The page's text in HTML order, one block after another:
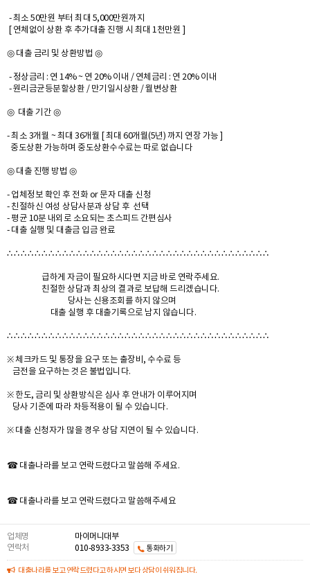
- 최소 50만원 부터 최대 5,000만원까지
[ 연체없이 상환 후 추가대출 진행 시 최대 1천만원 ]
◎ 대출 금리 및 상환방법 ◎
- 정상금리 : 연 14% ~ 연 20% 이내 / 연체금리 : 연 20% 이내
- 원리금균등분할상환 / 만기일시상환 / 월변상환
◎ 대출 기간 ◎
- 최소 3개월 ~ 최대 36개월 [ 최대 60개월(5년) 까지 연장 가능 ]
중도상환 가능하며 중도상환수수료는 따로 없습니다
◎ 대출 진행 방법 ◎
- 업체정보 확인 후 전화 or 문자 대출 신청
- 친절하신 여성 상담사분과 상담 후 선택
- 평균 10분 내외로 소요되는 초스피드 간편심사
- 대출 실행 및 대출금 입금 완료
∴ ∴ ∴ ∴ ∴ ∴ ∴ ∴ ∴ ∴ ∴ ∴ ∴ ∴ ∴ ∴ ∴ ∴ ∴ ∴ ∴ ∴ ∴ ∴ ∴ ∴ ∴ ∴ ∴ ∴ ∴ ∴ ∴ ∴ ∴ ∴ ∴ ∴
급하게 자금이 필요하시다면 지금 바로 연락주세요.
친절한 상담과 최상의 결과로 보답해 드리겠습니다.
당사는 신용조회를 하지 않으며
대출 실행 후 대출기록으로 남지 않습니다.
∴ ∴ ∴ ∴ ∴ ∴ ∴ ∴ ∴ ∴ ∴ ∴ ∴ ∴ ∴ ∴ ∴ ∴ ∴ ∴ ∴ ∴ ∴ ∴ ∴ ∴ ∴ ∴ ∴ ∴ ∴ ∴ ∴ ∴ ∴ ∴ ∴ ∴
※ 체크카드 및 통장을 요구 또는 출장비, 수수료 등
금전을 요구하는 것은 불법입니다.
※ 한도, 금리 및 상환방식은 심사 후 안내가 이루어지며
당사 기준에 따라 차등적용이 될 수 있습니다.
※ 대출 신청자가 많을 경우 상담 지연이 될 수 있습니다.
☎ 대출나라를 보고 연락드렸다고 말씀해 주세요.
☎ 대출나라를 보고 연락드렸다고 말씀해주세요
업체명
마이머니대부
연락처
010-8933-3353 통화하기
대출나라를 보고 연락드렸다고 하시면 보다 상담이 쉬워집니다.